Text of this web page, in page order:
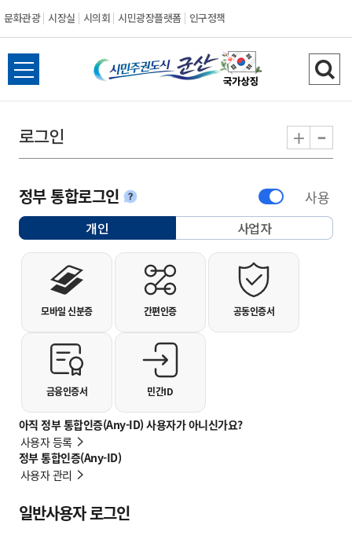
문화관광 시장실 시의회 시민광장플랫폼 인구정책
시민주권도시 군
전체메뉴 열기 검
로그인 + -
정부 통합로그인안내 사용
아직 정부 통합인증(Any-ID) 사용자가 아니신가요?
사용자 등록
정부 통합인증(Any-ID)
사용자 관리
개인선택됨 사업자
개인사용자 로그인
모바일 신분증 간편인증 공동인증서
금융인증서 민간ID
일반사용자 로그인